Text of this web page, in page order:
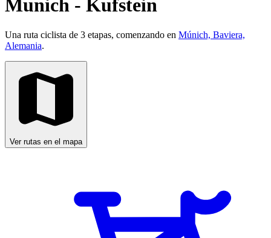
Munich - Kufstein
Una ruta ciclista de 3 etapas, comenzando en Múnich, Baviera,
Alemania.
Ver rutas en el mapa